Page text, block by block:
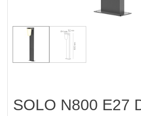
SOLO N800 E27